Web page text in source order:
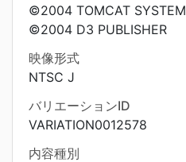
©2004 TOMCAT SYSTEM
©2004 D3 PUBLISHER
映像形式
NTSC J
バリエーションID
VARIATION0012578
内容種別